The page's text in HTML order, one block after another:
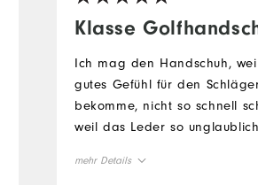
Klasse
Ich mag den Handschuh,
gutes Gefühl für den
bekomme, nicht so schnell
weil das Leder so
mehr Details